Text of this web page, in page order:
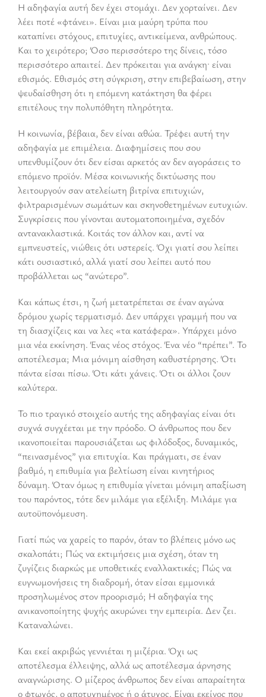
Η αδηφαγία αυτή δεν έχει στομάχι. Δεν χορταίνει. Δεν
λέει ποτέ «φτάνει». Είναι μια μαύρη τρύπα που
καταπίνει στόχους, επιτυχίες, αντικείμενα, ανθρώπους.
Και το χειρότερο; Όσο περισσότερο της δίνεις, τόσο
περισσότερο απαιτεί. Δεν πρόκειται για ανάγκη· είναι
εθισμός. Εθισμός στη σύγκριση, στην επιβεβαίωση, στην
ψευδαίσθηση ότι η επόμενη κατάκτηση θα φέρει
επιτέλους την πολυπόθητη πληρότητα.
Η κοινωνία, βέβαια, δεν είναι αθώα. Τρέφει αυτή την
αδηφαγία με επιμέλεια. Διαφημίσεις που σου
υπενθυμίζουν ότι δεν είσαι αρκετός αν δεν αγοράσεις το
επόμενο προϊόν. Μέσα κοινωνικής δικτύωσης που
λειτουργούν σαν ατελείωτη βιτρίνα επιτυχιών,
φιλτραρισμένων σωμάτων και σκηνοθετημένων ευτυχιών.
Συγκρίσεις που γίνονται αυτοματοποιημένα, σχεδόν
αντανακλαστικά. Κοιτάς τον άλλον και, αντί να
εμπνευστείς, νιώθεις ότι υστερείς. Όχι γιατί σου λείπει
κάτι ουσιαστικό, αλλά γιατί σου λείπει αυτό που
προβάλλεται ως “ανώτερο”.
Και κάπως έτσι, η ζωή μετατρέπεται σε έναν αγώνα
δρόμου χωρίς τερματισμό. Δεν υπάρχει γραμμή που να
τη διασχίζεις και να λες «τα κατάφερα». Υπάρχει μόνο
μια νέα εκκίνηση. Ένας νέος στόχος. Ένα νέο “πρέπει”. Το
αποτέλεσμα; Μια μόνιμη αίσθηση καθυστέρησης. Ότι
πάντα είσαι πίσω. Ότι κάτι χάνεις. Ότι οι άλλοι ζουν
καλύτερα.
Το πιο τραγικό στοιχείο αυτής της αδηφαγίας είναι ότι
συχνά συγχέεται με την πρόοδο. Ο άνθρωπος που δεν
ικανοποιείται παρουσιάζεται ως φιλόδοξος, δυναμικός,
“πεινασμένος” για επιτυχία. Και πράγματι, σε έναν
βαθμό, η επιθυμία για βελτίωση είναι κινητήριος
δύναμη. Όταν όμως η επιθυμία γίνεται μόνιμη απαξίωση
του παρόντος, τότε δεν μιλάμε για εξέλιξη. Μιλάμε για
αυτοϋπονόμευση.
Γιατί πώς να χαρείς το παρόν, όταν το βλέπεις μόνο ως
σκαλοπάτι; Πώς να εκτιμήσεις μια σχέση, όταν τη
ζυγίζεις διαρκώς με υποθετικές εναλλακτικές; Πώς να
ευγνωμονήσεις τη διαδρομή, όταν είσαι εμμονικά
προσηλωμένος στον προορισμό; Η αδηφαγία της
ανικανοποίητης ψυχής ακυρώνει την εμπειρία. Δεν ζει.
Καταναλώνει.
Και εκεί ακριβώς γεννιέται η μιζέρια. Όχι ως
αποτέλεσμα έλλειψης, αλλά ως αποτέλεσμα άρνησης
αναγνώρισης. Ο μίζερος άνθρωπος δεν είναι απαραίτητα
ο φτωχός, ο αποτυχημένος ή ο άτυχος. Είναι εκείνος που